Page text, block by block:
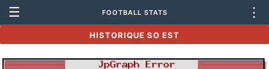
☰ FOOTBALL STATS ⋮
HISTORIQUE SO EST